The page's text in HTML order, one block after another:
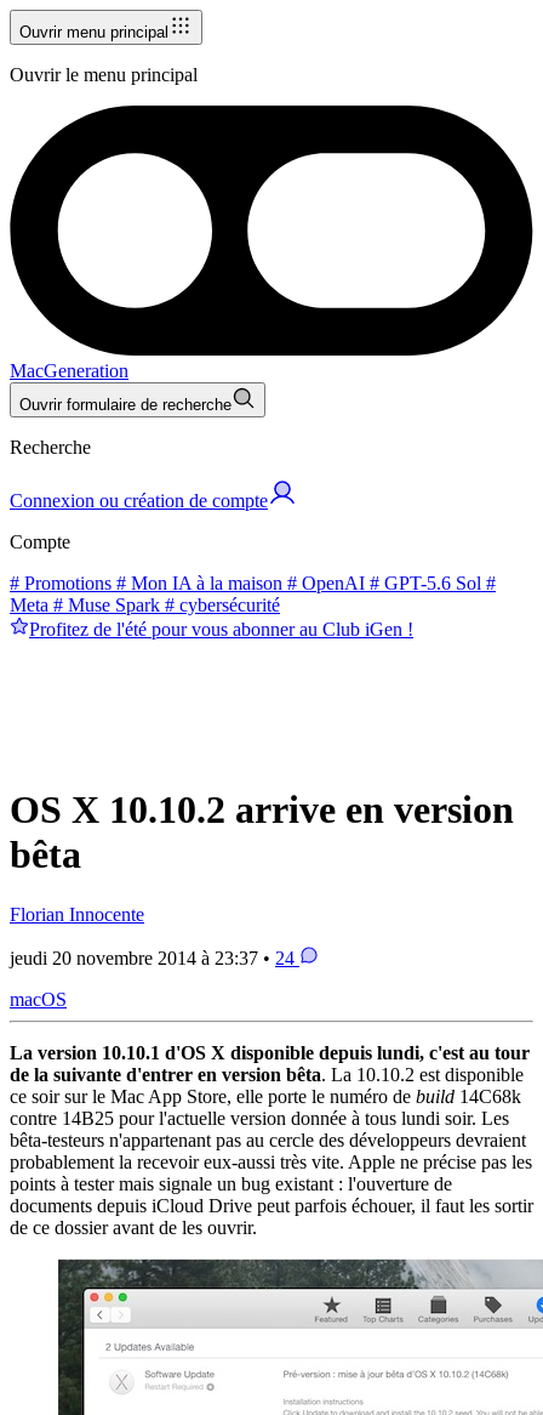
Ouvrir menu principal
Ouvrir le menu principal
MacGeneration
Ouvrir formulaire de recherche
Recherche
Connexion ou création de compte
Compte
# Promotions # Mon IA à la maison # OpenAI # GPT-5.6 Sol #
Meta # Muse Spark # cybersécurité
Profitez de l'été pour vous abonner au Club iGen !
OS X 10.10.2 arrive en version
bêta
Florian Innocente
jeudi 20 novembre 2014 à 23:37 • 24
macOS
La version 10.10.1 d'OS X disponible depuis lundi, c'est au tour
de la suivante d'entrer en version bêta. La 10.10.2 est disponible
ce soir sur le Mac App Store, elle porte le numéro de build 14C68k
contre 14B25 pour l'actuelle version donnée à tous lundi soir. Les
bêta-testeurs n'appartenant pas au cercle des développeurs devraient
probablement la recevoir eux-aussi très vite. Apple ne précise pas les
points à tester mais signale un bug existant : l'ouverture de
documents depuis iCloud Drive peut parfois échouer, il faut les sortir
de ce dossier avant de les ouvrir.